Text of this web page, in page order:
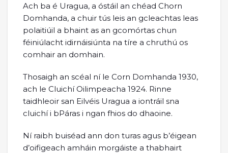
Ach ba é Uragua, a óstáil an chéad Chorn
Domhanda, a chuir tús leis an gcleachtas leas
polaitiúil a bhaint as an gcomórtas chun
féiniúlacht idirnáisiúnta na tíre a chruthú os
comhair an domhain.
Thosaigh an scéal ní le Corn Domhanda 1930,
ach le Cluichí Oilimpeacha 1924. Rinne
taidhleoir san Eilvéis Uragua a iontráil sna
cluichí i bPáras i ngan fhios do dhaoine.
Ní raibh buiséad ann don turas agus b’éigean
d’oifigeach amháin morgáiste a thabhairt